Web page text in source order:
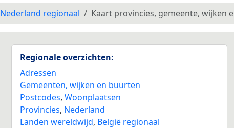
Nederland regionaal Kaart provincies, gemeente, wijken
Regionale overzichten:
Adressen
Gemeenten, wijken en buurten
Postcodes,Woonplaatsen
Provincies, Nederland
Landen wereldwijd, België regionaal